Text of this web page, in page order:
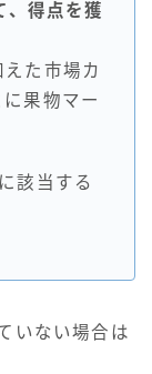
、得点を獲
た市場カ
果物マー
該当する
いない場合は